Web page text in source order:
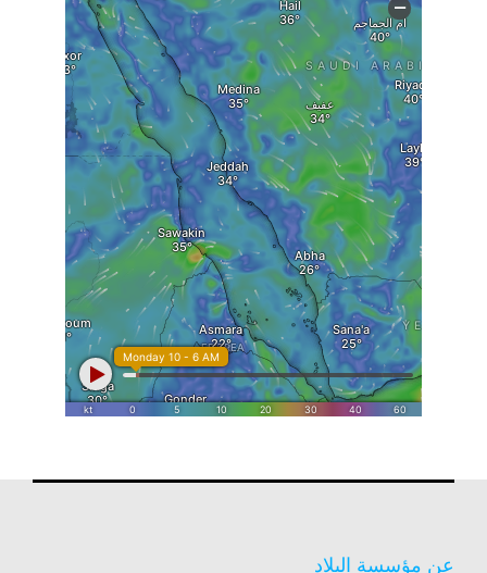
عن مؤسسة البلاد